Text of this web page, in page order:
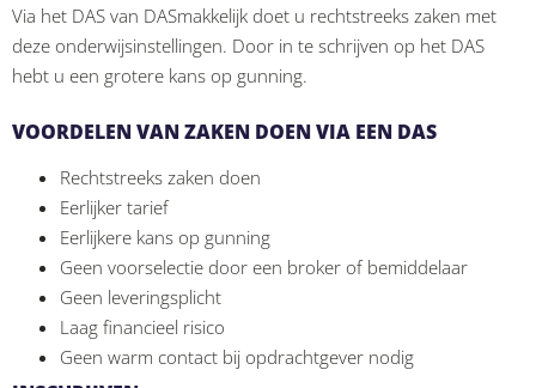
Via het DAS van DASmakkelijk doet u rechtstreeks zaken met
deze onderwijsinstellingen. Door in te schrijven op het DAS
hebt u een grotere kans op gunning.
VOORDELEN VAN ZAKEN DOEN VIA EEN DAS
Rechtstreeks zaken doen
Eerlijker tarief
Eerlijkere kans op gunning
Geen voorselectie door een broker of bemiddelaar
Geen leveringsplicht
Laag financieel risico
Geen warm contact bij opdrachtgever nodig